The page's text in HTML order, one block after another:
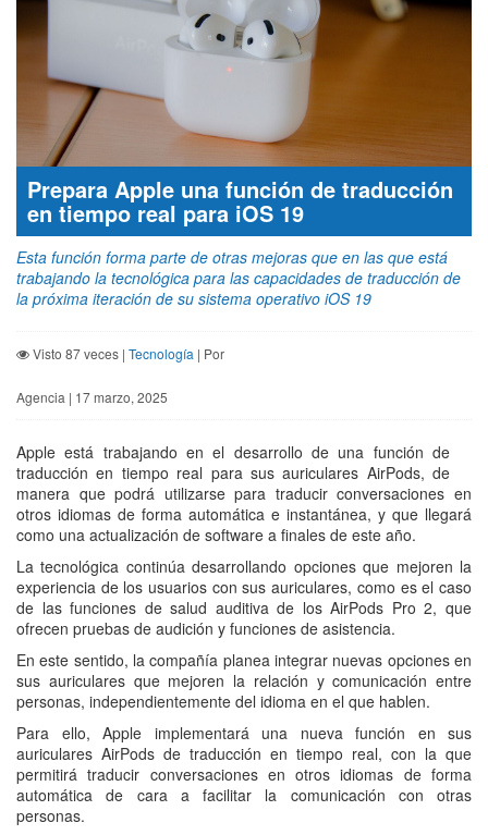
Prepara Apple una función de traducción
en tiempo real para iOS 19
Esta función forma parte de otras mejoras que en las que está
trabajando la tecnológica para las capacidades de traducción de
la próxima iteración de su sistema operativo iOS 19
Visto 87 veces | Tecnología | Por
Agencia | 17 marzo, 2025
Apple está trabajando en el desarrollo de una función de
traducción en tiempo real para sus auriculares AirPods, de
manera que podrá utilizarse para traducir conversaciones en
otros idiomas de forma automática e instantánea, y que llegará
como una actualización de software a finales de este año.
La tecnológica continúa desarrollando opciones que mejoren la
experiencia de los usuarios con sus auriculares, como es el caso
de las funciones de salud auditiva de los AirPods Pro 2, que
ofrecen pruebas de audición y funciones de asistencia.
En este sentido, la compañía planea integrar nuevas opciones en
sus auriculares que mejoren la relación y comunicación entre
personas, independientemente del idioma en el que hablen.
Para ello, Apple implementará una nueva función en sus
auriculares AirPods de traducción en tiempo real, con la que
permitirá traducir conversaciones en otros idiomas de forma
automática de cara a facilitar la comunicación con otras
personas.